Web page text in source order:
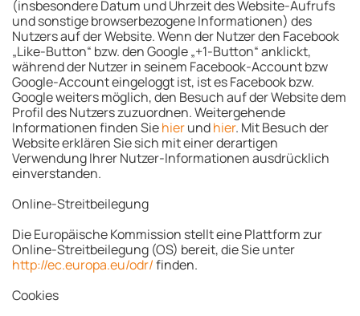
(insbesondere Datum und Uhrzeit des Website-Aufrufs
und sonstige browserbezogene Informationen) des
Nutzers auf der Website. Wenn der Nutzer den Facebook
„Like-Button“ bzw. den Google „+1-Button“ anklickt,
während der Nutzer in seinem Facebook-Account bzw
Google-Account eingeloggt ist, ist es Facebook bzw.
Google weiters möglich, den Besuch auf der Website dem
Profil des Nutzers zuzuordnen. Weitergehende
Informationen finden Siehierundhier. Mit Besuch der
Website erklären Sie sich mit einer derartigen
Verwendung Ihrer Nutzer-Informationen ausdrücklich
einverstanden.
Online-Streitbeilegung
Die Europäische Kommission stellt eine Plattform zur
Online-Streitbeilegung (OS) bereit, die Sie unter
http://ec.europa.eu/odr/finden.
Cookies